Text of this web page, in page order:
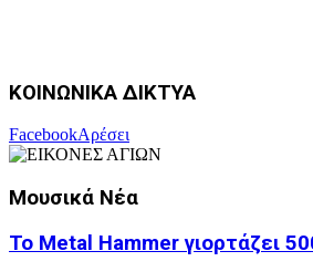
ΚΟΙΝΩΝΙΚΑ ΔΙΚΤΥΑ
FacebookΑρέσει
Μουσικά Νέα
Το Metal Hammer γιορτάζει